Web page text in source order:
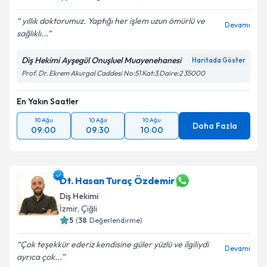
yıllık doktorumuz. Yaptığı her işlem uzun ömürlü ve
sağlıklı...
Devamı
Diş Hekimi Ayşegül Onuşluel Muayenehanesi Haritada Göster
Prof. Dr. Ekrem Akurgal Caddesi No:51 Kat:3 Daire:2 35000
En Yakın Saatler
10 Ağu
09:00
10 Ağu
09:30
10 Ağu
10:00 Daha Fazla
Dt. Hasan Turaç Özdemir
Diş Hekimi
İzmir, Çiğli
5 (38 Değerlendirme)
Çok teşekkür ederiz kendisine güler yüzlü ve ilgiliydi
ayrıca çok...
Devamı